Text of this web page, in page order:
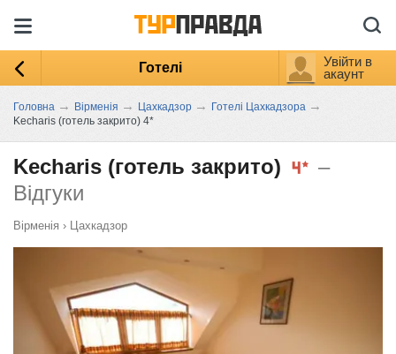
Готелі
Увійти в
акаунт
Головна → Вірменія → Цахкадзор → Готелі Цахкадзора →
Kecharis (готель закрито) 4*
Kecharis (готель закрито)
–
Відгуки
Вірменія › Цахкадзор